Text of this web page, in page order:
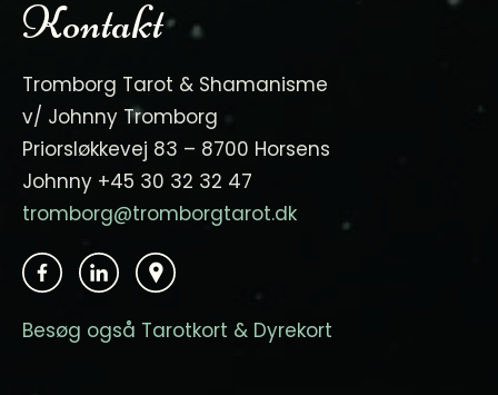
Kontakt
Tromborg Tarot & Shamanisme
v/ Johnny Tromborg
Priorsløkkevej 83 – 8700 Horsens
Johnny +45 30 32 32 47
tromborg@tromborgtarot.dk
Besøg også Tarotkort & Dyrekort